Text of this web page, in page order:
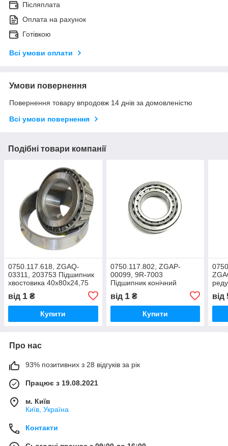
Післяплата
Оплата на рахунок
Готівкою
Всі умови оплати
Умови повернення
Повернення товару впродовж 14 днів за домовленістю
Всі умови повернення
Подібні товари компанії
0750.117.618, ZGAQ-
03311, 203753 Підшипник
хвостовика 40х80х24,75
від 1 ₴
Купити
0750.117.802, ZGAP-
00099, 9R-7003
Підшипник конічний
від 1₴
Купити
від
Про нас
93% позитивних з 28 відгуків за рік
Працює з 19.08.2021
м. Київ
Київ, Україна
Контакти